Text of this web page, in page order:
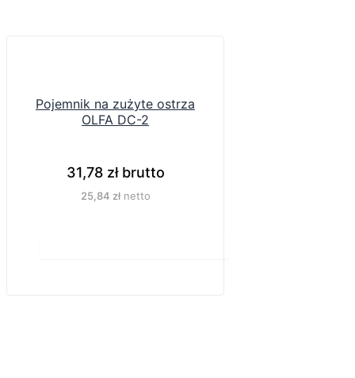
Pojemnik na zużyte ostrza
OLFA DC-2
31,78 złbrutto
25,84 złnetto